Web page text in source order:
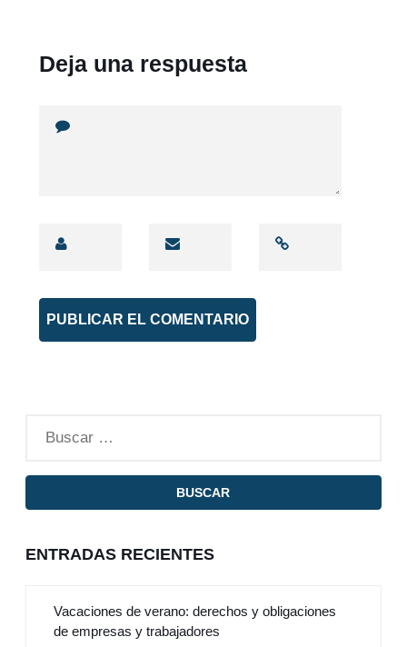
Deja una respuesta
ENTRADAS RECIENTES
Vacaciones de verano: derechos y obligaciones
de empresas y trabajadores